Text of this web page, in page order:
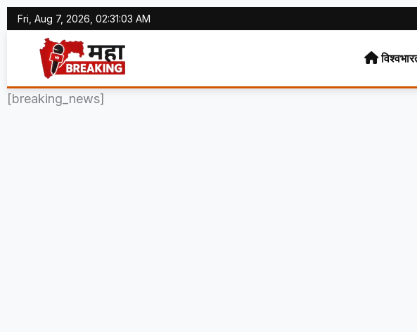
Skip
to
content
Fri, Aug 7, 2026, 02:31:04 AM
विश्व
[breaking_news]